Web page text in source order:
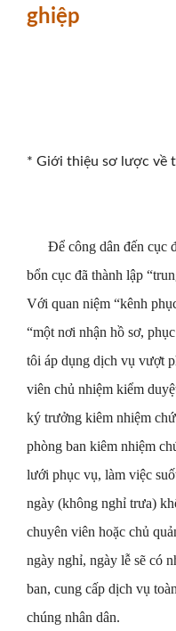
ghiệp
* Giới thiệu sơ lược về
Để công dân đến cục
bổn cục đã thành lập
Với quan niệm “kênh
“một nơi nhận hồ sơ,
tôi áp dụng dịch vụ vượt
viên chủ nhiệm kiểm
ký trưởng kiêm nhiệm
phòng ban kiêm nhiệm
lưới phục vụ, làm việc
ngày (không nghỉ trưa)
chuyên viên hoặc chủ
ngày nghỉ, ngày lễ sẽ có
ban, cung cấp dịch vụ
chúng nhân dân.